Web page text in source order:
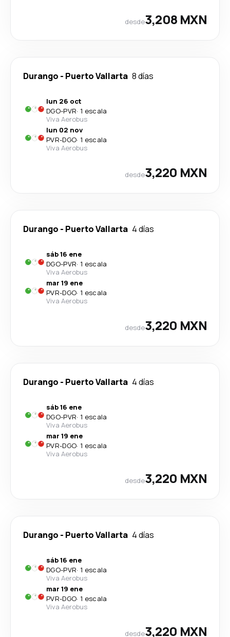
desde3,208 MXN
Durango - Puerto Vallarta 8 días
lun 26 oct
DGO-PVR· 1 escala
Viva Aerobus
lun 02 nov
PVR-DGO· 1 escala
Viva Aerobus
desde3,220 MXN
Durango - Puerto Vallarta 4 días
sáb 16 ene
DGO-PVR· 1 escala
Viva Aerobus
mar 19 ene
PVR-DGO· 1 escala
Viva Aerobus
desde3,220 MXN
Durango - Puerto Vallarta 4 días
sáb 16 ene
DGO-PVR· 1 escala
Viva Aerobus
mar 19 ene
PVR-DGO· 1 escala
Viva Aerobus
desde3,220 MXN
Durango - Puerto Vallarta 4 días
sáb 16 ene
DGO-PVR· 1 escala
Viva Aerobus
mar 19 ene
PVR-DGO· 1 escala
Viva Aerobus
desde3,220 MXN